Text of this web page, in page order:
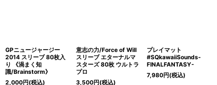
絞り込む
GPニュージャージー
2014 スリーブ 80枚入
り 《渦まく知
識/Brainstorm》
2,000円(税込)
意志の力/Force of Will
スリーブ エターナルマ
スターズ 80枚 ウルトラ
プロ
3,500円(税込)
プレイマット
#SQkawaiiSounds-
FINALFANTASY-
7,980円(税込)